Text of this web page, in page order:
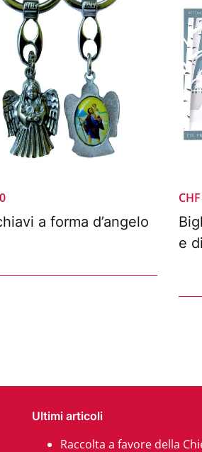
a forma d’angelo
CHF
e
Ultimi articoli
Raccolta a favore della